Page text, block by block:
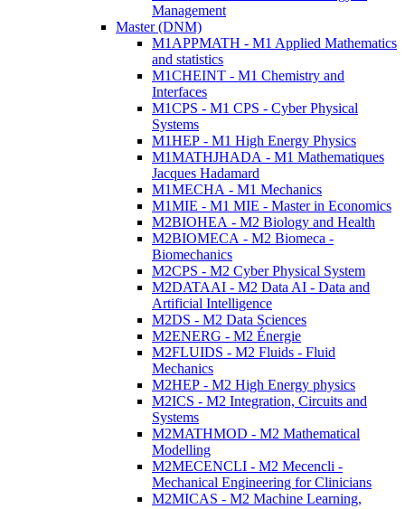
Management
Master (DNM)
M1APPMATH - M1 Applied Mathematics
and statistics
M1CHEINT - M1 Chemistry and
Interfaces
M1CPS - M1 CPS - Cyber Physical
Systems
M1HEP - M1 High Energy Physics
M1MATHJHADA - M1 Mathematiques
Jacques Hadamard
M1MECHA - M1 Mechanics
M1MIE - M1 MIE - Master in Economics
M2BIOHEA - M2 Biology and Health
M2BIOMECA - M2 Biomeca -
Biomechanics
M2CPS - M2 Cyber Physical System
M2DATAAI - M2 Data AI - Data and
Artificial Intelligence
M2DS - M2 Data Sciences
M2ENERG - M2 Énergie
M2FLUIDS - M2 Fluids - Fluid
Mechanics
M2HEP - M2 High Energy physics
M2ICS - M2 Integration, Circuits and
Systems
M2MATHMOD - M2 Mathematical
Modelling
M2MECENCLI - M2 Mecencli -
Mechanical Engineering for Clinicians
M2MICAS - M2 Machine Learning,